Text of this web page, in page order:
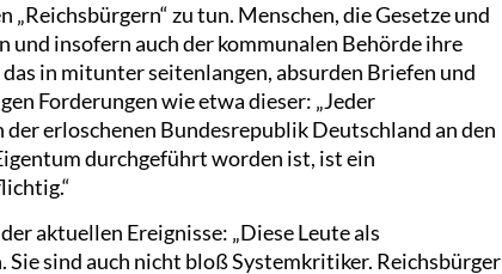
zu tun. Menschen, die Gesetze und
insofern auch der kommunalen Behörde ihre
in mitunter seitenlangen, absurden Briefen und
Forderungen wie etwa dieser: „Jeder
erloschenen Bundesrepublik Deutschland an den
durchgeführt worden ist, ist ein
aktuellen Ereignisse: „Diese Leute als
sind auch nicht bloß Systemkritiker. Reichsbürger